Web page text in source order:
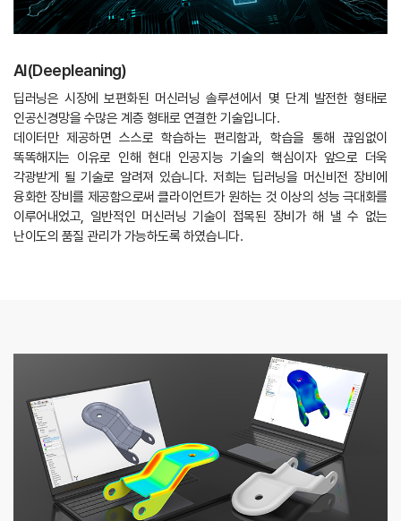
Al(Deepleaning)
딥러닝은 시장에 보편화된 머신러닝 솔루션에서 몇 단계 발전한 형태로
인공신경망을 수많은 계층 형태로 연결한 기술입니다.
데이터만 제공하면 스스로 학습하는 편리함과, 학습을 통해 끊임없이
똑똑해지는 이유로 인해 현대 인공지능 기술의 핵심이자 앞으로 더욱
각광받게 될 기술로 알려져 있습니다. 저희는 딥러닝을 머신비전 장비에
융화한 장비를 제공함으로써 클라이언트가 원하는 것 이상의 성능 극대화를
이루어내었고, 일반적인 머신러닝 기술이 접목된 장비가 해 낼 수 없는
난이도의 품질 관리가 가능하도록 하였습니다.